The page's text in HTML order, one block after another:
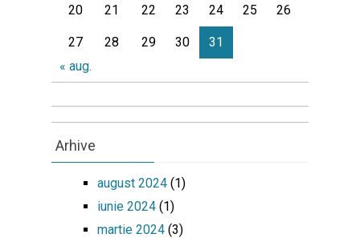
20 21 22 23 24 25 26
27 28 29 30
31
« aug.
Arhive
august 2024(1)
iunie 2024(1)
martie 2024(3)